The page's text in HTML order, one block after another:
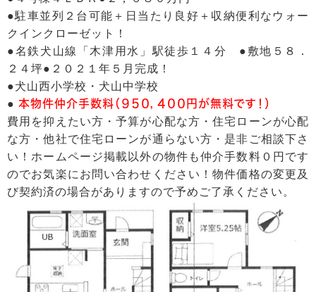
●駐車並列２台可能＋日当たり良好＋収納便利なウォー
クインクローゼット！
●名鉄犬山線「木津用水」駅徒歩１４分 ●敷地５８．
２４坪●２０２１年５月完成！
●犬山西小学校・犬山中学校
● 本物件仲介手数料（９５０，４００円が無料です！）
費用を抑えたい方・予算が心配な方・住宅ローンが心配
な方・他社で住宅ローンが通らない方・是非ご相談下さ
い！ホームページ掲載以外の物件も仲介手数料０円です
のでお気楽にお問い合わせください！物件価格の変更及
び契約済の場合がありますので予めご了承ください。